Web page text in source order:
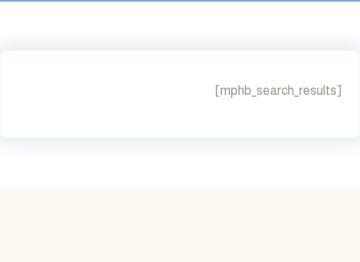
[mphb_search_results]